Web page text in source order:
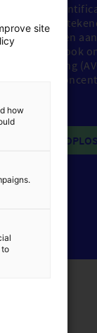
voldoen
Ze zijn ook
regelgeving
kunt
ONZE
site
how
to